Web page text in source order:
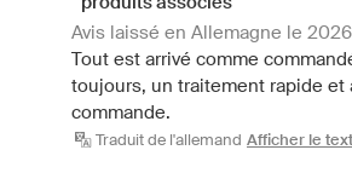
Avis laissé en Allemagne le
Tout est arrivé comme
toujours, un traitement rapide et
commande.
Traduit de l'allemand Afficher le